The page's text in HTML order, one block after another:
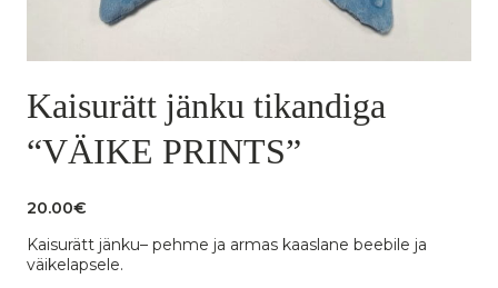
Kaisurätt jänku tikandiga
“VÄIKE PRINTS”
20.00€
Kaisurätt jänku– pehme ja armas kaaslane beebile ja
väikelapsele.